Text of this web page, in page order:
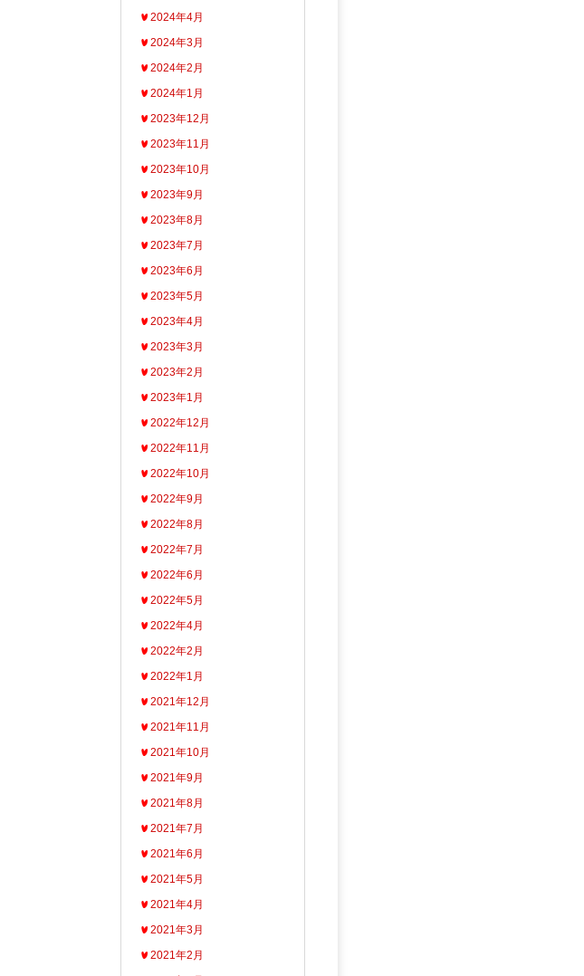
2024年4月
2024年3月
2024年2月
2024年1月
2023年12月
2023年11月
2023年10月
2023年9月
2023年8月
2023年7月
2023年6月
2023年5月
2023年4月
2023年3月
2023年2月
2023年1月
2022年12月
2022年11月
2022年10月
2022年9月
2022年8月
2022年7月
2022年6月
2022年5月
2022年4月
2022年2月
2022年1月
2021年12月
2021年11月
2021年10月
2021年9月
2021年8月
2021年7月
2021年6月
2021年5月
2021年4月
2021年3月
2021年2月